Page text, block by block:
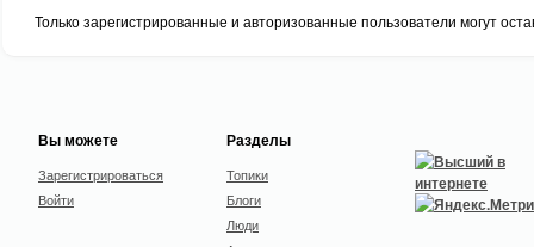
Только зарегистрированные и авторизованные пользователи могут
Вы можете
Зарегистрироваться
Войти
Разделы
Топики
Блоги
Люди